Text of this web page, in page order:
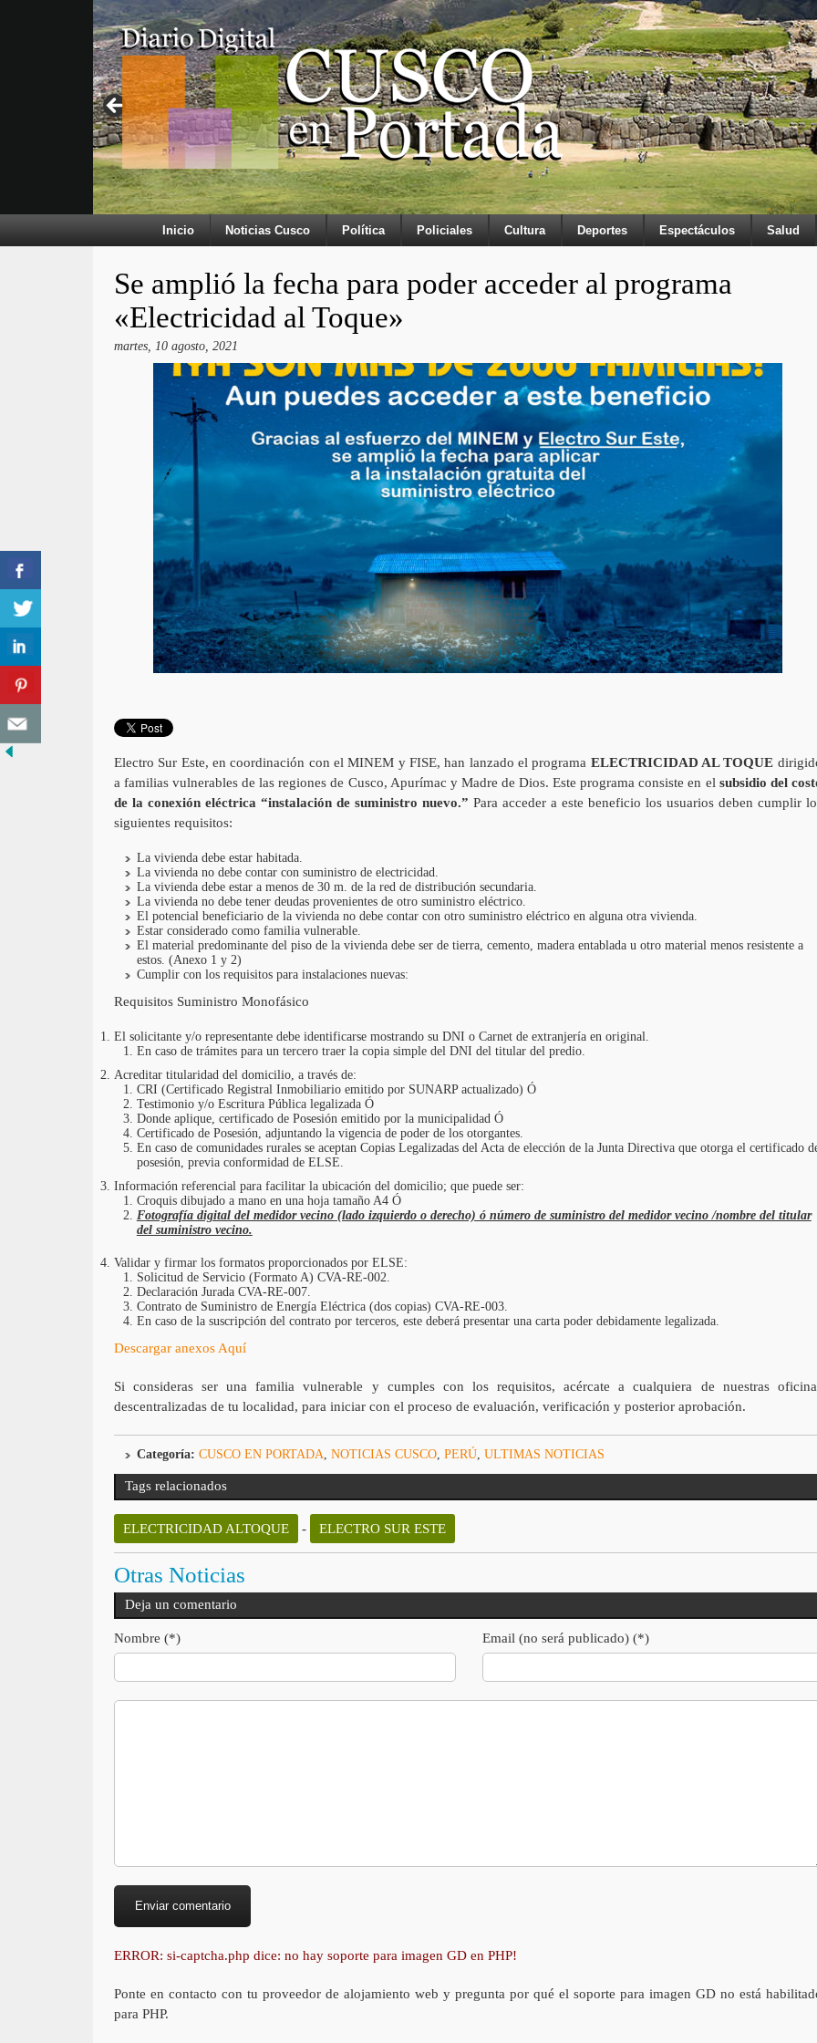
Inicio Noticias Cusco Política Policiales Cultura Deportes Espectáculos Salud
Se amplió la fecha para poder acceder al programa
«Electricidad al Toque»
martes, 10 agosto, 2021
Electro Sur Este, en coordinación con el MINEM y FISE, han lanzado el programa ELECTRICIDAD AL TOQUE
a familias vulnerables de las regiones de Cusco, Apurímac y Madre de Dios. Este programa consiste en el subsidio del
de la conexión eléctrica “instalación de suministro nuevo.” Para acceder a este beneficio los usuarios deben cumplir
siguientes requisitos:
La vivienda debe estar habitada.
La vivienda no debe contar con suministro de electricidad.
La vivienda debe estar a menos de 30 m. de la red de distribución secundaria.
La vivienda no debe tener deudas provenientes de otro suministro eléctrico.
El potencial beneficiario de la vivienda no debe contar con otro suministro eléctrico en alguna otra vivienda.
Estar considerado como familia vulnerable.
El material predominante del piso de la vivienda debe ser de tierra, cemento, madera entablada u otro material menos resistente a
estos. (Anexo 1 y 2)
Cumplir con los requisitos para instalaciones nuevas:
Requisitos Suministro Monofásico
El solicitante y/o representante debe identificarse mostrando su DNI o Carnet de extranjería en original.
En caso de trámites para un tercero traer la copia simple del DNI del titular del predio.
Acreditar titularidad del domicilio, a través de:
CRI (Certificado Registral Inmobiliario emitido por SUNARP actualizado) Ó
Testimonio y/o Escritura Pública legalizada Ó
Donde aplique, certificado de Posesión emitido por la municipalidad Ó
Certificado de Posesión, adjuntando la vigencia de poder de los otorgantes.
En caso de comunidades rurales se aceptan Copias Legalizadas del Acta de elección de la Junta Directiva que otorga el certificado
posesión, previa conformidad de ELSE.
Información referencial para facilitar la ubicación del domicilio; que puede ser:
Croquis dibujado a mano en una hoja tamaño A4 Ó
Fotografía digital del medidor vecino (lado izquierdo o derecho) ó número de suministro del medidor vecino /nombre del titular
del suministro vecino.
Validar y firmar los formatos proporcionados por ELSE:
Solicitud de Servicio (Formato A) CVA-RE-002.
Declaración Jurada CVA-RE-007.
Contrato de Suministro de Energía Eléctrica (dos copias) CVA-RE-003.
En caso de la suscripción del contrato por terceros, este deberá presentar una carta poder debidamente legalizada.
Descargar anexos Aquí
Si consideras ser una familia vulnerable y cumples con los requisitos, acércate a cualquiera de nuestras
descentralizadas de tu localidad, para iniciar con el proceso de evaluación, verificación y posterior aprobación.
Categoría: CUSCO EN PORTADA NOTICIAS CUSCO, PERÚ, ULTIMAS NOTICIAS
Tags relacionados
ELECTRICIDAD ALTOQUE - ELECTRO SUR ESTE
Otras Noticias
Deja un comentario
Nombre (*) Email (no será publicado) (*)
ERROR: si-captcha.php dice: no hay soporte para imagen GD en PHP!
Ponte en contacto con tu proveedor de alojamiento web y pregunta por qué el soporte para imagen GD no está
para PHP.